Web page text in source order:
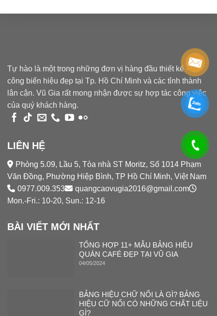
Tự hào là một trong những đơn vị hàng đầu thiết kế - thi
công biển hiệu đẹp tại Tp. Hồ Chí Minh và các tỉnh thành
lân cận. Vũ Gia rất mong nhận được sự hợp tác công việc
của quý khách hàng.
LIÊN HỆ
Phòng 5.09, Lầu 5, Tòa nhà ST Moritz, Số 1014 Phạm
Văn Đồng, Phường Hiệp Bình, TP Hồ Chí Minh, Việt Nam
0977.009.353
quangcaovugia2016@gmail.com
Mon.-Fri.: 10-20, Sun.: 12-16
BÀI VIẾT MỚI NHẤT
TỔNG HỢP 11+ MẪU BẢNG HIỆU
QUÁN CAFÉ ĐẸP TẠI VŨ GIA
04/05/2024
BẢNG HIỆU CHỮ NỔI LÀ GÌ? BẢNG
HIỆU CỮ NỔI CÓ NHỮNG CHẤT LIỆU
GÌ?